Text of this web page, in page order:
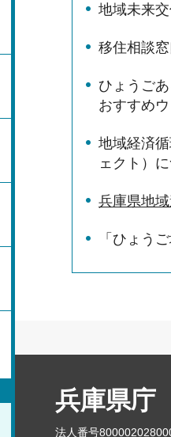
地域未来
移住相談
ひょうご
おすすめ
地域経済
ェクト）
兵庫県地
「ひょう
兵庫県庁
法人番号